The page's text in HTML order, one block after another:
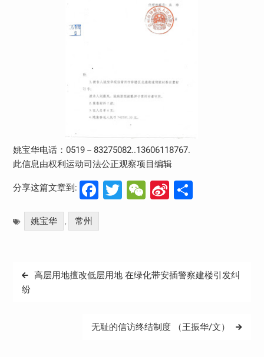
姚宝华电话：0519－83275082..13606118767.
此信息由权利运动司法公正观察项目编辑
分享这篇文章到: Facebook
Twitter
WeChat
Sina
姚宝华 , 常州
文
章
高层用地擅改低层用地 在绿化带安插警察建楼引发纠
纷
无耻的信访终结制度 （王振华/文）